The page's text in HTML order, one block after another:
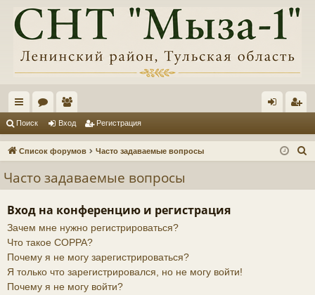
с
ы ум
ол
ьз
ат
ел
и
д ис
Поиск Вход Регистрация
Список форумов Часто задаваемые вопросы
Часто задаваемые вопросы
Вход на конференцию и регистрация
Зачем мне нужно регистрироваться?
Что такое COPPA?
Почему я не могу зарегистрироваться?
Я только что зарегистрировался, но не могу войти!
Почему я не могу войти?